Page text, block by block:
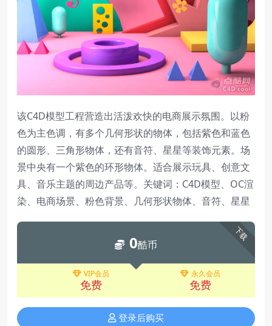
该C4D模型工程营造出活泼欢快的电商展示氛围。以粉
色为主色调，有多个几何形状的物体，包括紫色和蓝色
的圆形、三角形物体，还有音符、星星等装饰元素。场
景中央有一个紫色的环形物体。适合展示玩具、创意文
具、音乐主题的周边产品等。关键词：C4D模型、OC渲
染、电商场景、粉色背景、几何形状物体、音符、星星
下载
0酷币
VIP会员
免费
永久会员
免费
登录后购买